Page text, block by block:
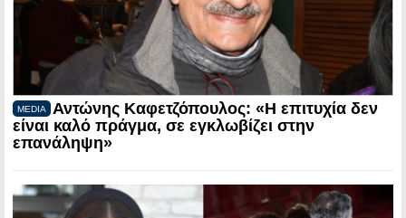
MEDIA
Αντώνης Καφετζόπουλος: «Η επιτυχία δεν
είναι καλό πράγμα, σε εγκλωβίζει στην
επανάληψη»